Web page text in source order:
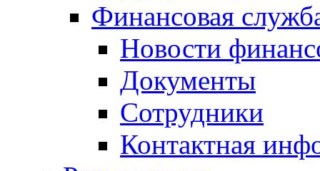
Финансовая
Новости
Документы
Сотрудники
Контактная